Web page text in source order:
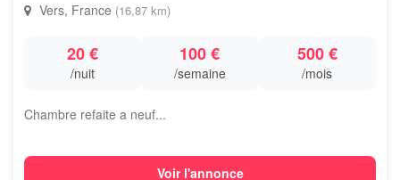
Vers, France (16,87 km)
20 €
/nuit
100 €
/semaine
500 €
/mois
Chambre refaite a neuf...
Voir l'annonce